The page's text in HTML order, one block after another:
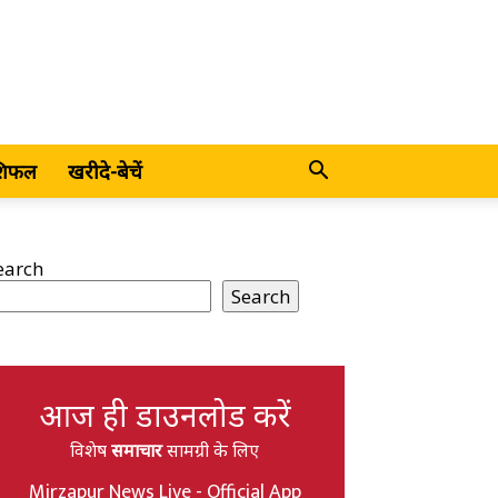
खरीदे-बेचें
Search
आज ही डाउनलोड करें
विशेषसमाचारसामग्री के लिए